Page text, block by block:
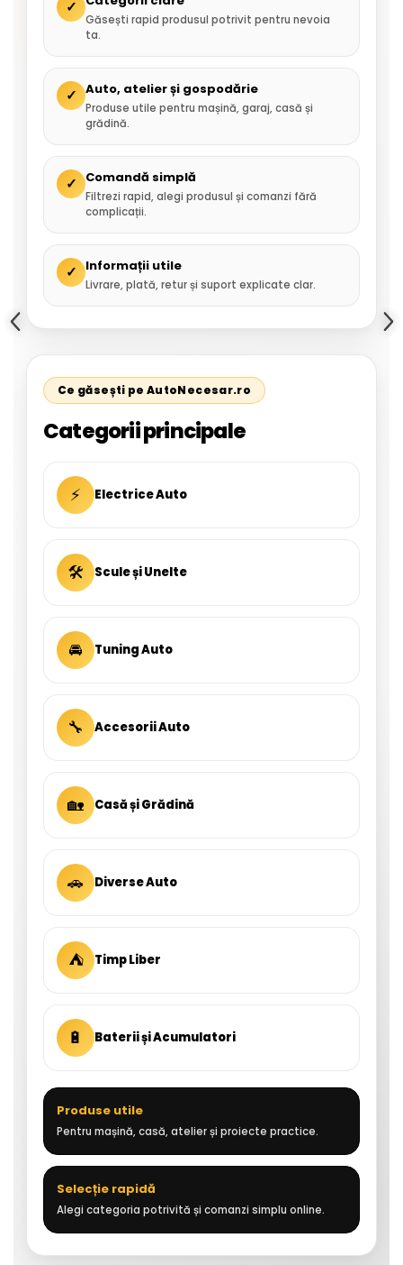
✓
Găsești rapid produsul potrivit pentru nevoia
ta.
✓ Auto, atelier și gospodărie
Produse utile pentru mașină, garaj, casă și
grădină.
✓ Comandă simplă
Filtrezi rapid, alegi produsul și comanzi fără
complicații.
✓ Informații utile
Livrare, plată, retur și suport explicate clar.
Ce găsești pe AutoNecesar.ro
Categorii principale
⚡ Electrice Auto
🛠 Scule și Unelte
🚘 Tuning Auto
🔧 Accesorii Auto
🏡 Casă și Grădină
🚗 Diverse Auto
⛺ Timp Liber
🔋 Baterii și Acumulatori
Produse utile
Pentru mașină, casă, atelier și proiecte practice.
Selecție rapidă
Alegi categoria potrivită și comanzi simplu online.